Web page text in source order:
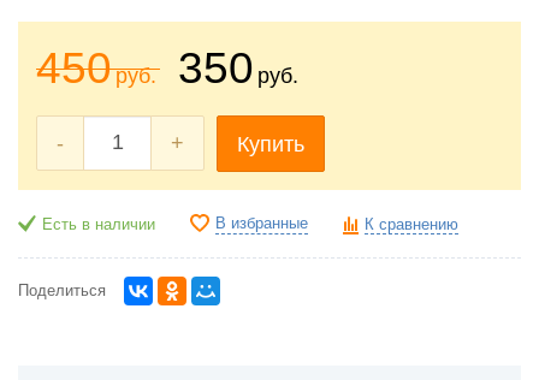
450руб. 350 руб.
- + Купить
Есть в наличии В избранные К сравнению
Поделиться